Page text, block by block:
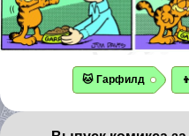
🐱 Гарфилд